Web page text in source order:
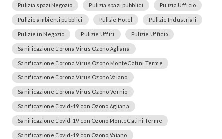
Pulizia spazi Negozio Pulizia spazi pubblici Pulizia Ufficio
Pulizie ambienti pubblici Pulizie Hotel Pulizie Industriali
Pulizie in Negozio Pulizie Uffici Pulizie Ufficio
Sanificazione Corona Virus Ozono Agliana
Sanificazione Corona Virus Ozono MonteCatini Terme
Sanificazione Corona Virus Ozono Vaiano
Sanificazione Corona Virus Ozono Vernio
Sanificazione Covid-19 con Ozono Agliana
Sanificazione Covid-19 con Ozono MonteCatini Terme
Sanificazione Covid-19 con Ozono Vaiano